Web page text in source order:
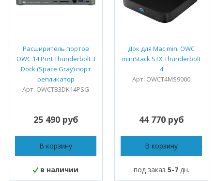
Расширитель портов
OWC 14 Port Thunderbolt 3
Dock (Space Gray) порт
репликатор
Арт. OWCTB3DK14PSG
25 490 руб
В корзину
в наличии
Док для Mac mini OWC
miniStack STX Thunderbolt
4
Арт. OWCT4MS9000
44 770 руб
В корзину
под заказ 5-7дн.